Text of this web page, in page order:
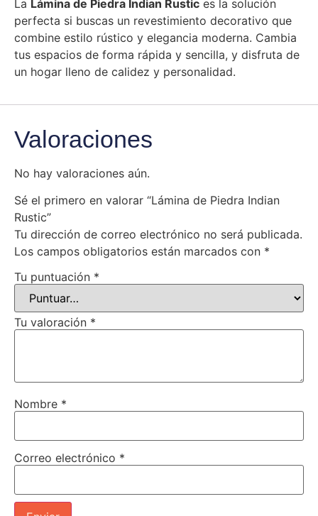
La Lámina de Piedra Indian Rustic es la solución
perfecta si buscas un revestimiento decorativo que
combine estilo rústico y elegancia moderna. Cambia
tus espacios de forma rápida y sencilla, y disfruta de
un hogar lleno de calidez y personalidad.
Valoraciones
No hay valoraciones aún.
Sé el primero en valorar “Lámina de Piedra Indian
Rustic”
Tu dirección de correo electrónico no será publicada.
Los campos obligatorios están marcados con *
Tu puntuación *
Tu valoración *
Nombre *
Correo electrónico *